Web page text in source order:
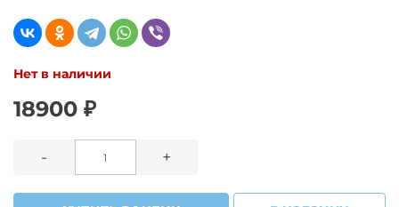
Нет в наличии
18900 ₽
- +